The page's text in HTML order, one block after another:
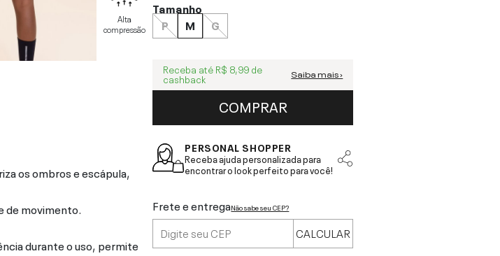
Alta
compressão
os ombros e escápula,
de movimento.
durante o uso, permite
Tamanho
P
M G
Receba até R$ 8,99 de
cashback Saiba mais ›
COMPRAR
PERSONAL SHOPPER
Receba ajuda personalizada para
encontrar o look perfeito para você!
Frete e entregaNão sabe seu CEP?
CALCULAR